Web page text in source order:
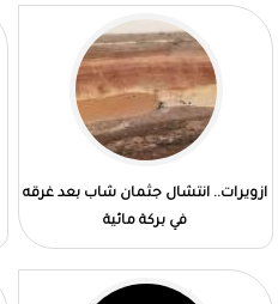
ازويرات.. انتشال جثمان شاب بعد غرقه
في بركة مائية